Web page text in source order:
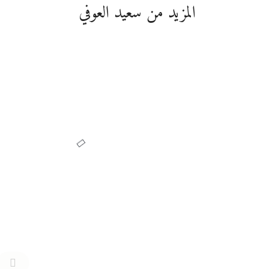
المزيد من سعيد العوفي